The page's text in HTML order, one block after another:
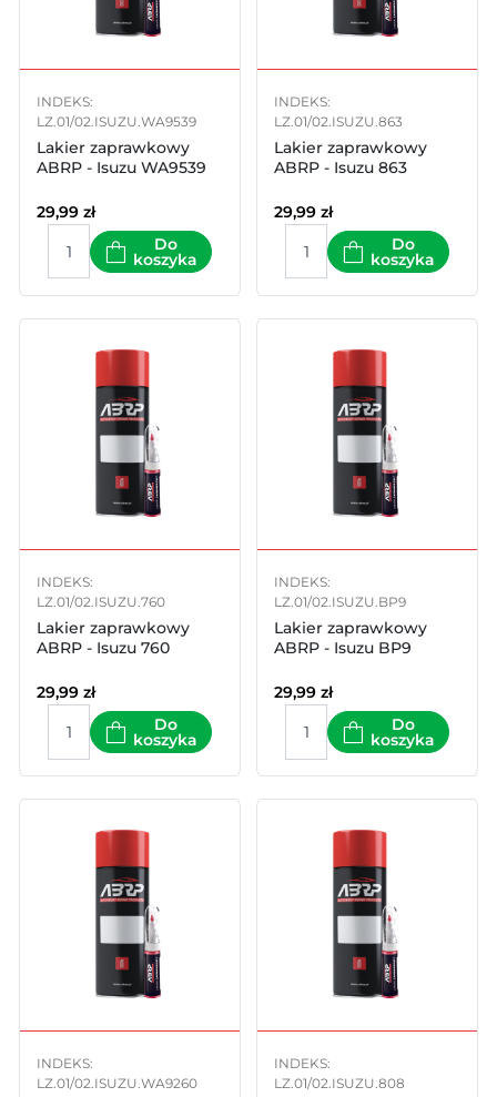
INDEKS:
LZ.01/02.ISUZU.WA9539
Lakier zaprawkowy
ABRP - Isuzu WA9539
29,99 zł
Do
koszyka
INDEKS:
LZ.01/02.ISUZU.863
Lakier zaprawkowy
ABRP - Isuzu 863
29,99 zł
Do
koszyka
INDEKS:
LZ.01/02.ISUZU.760
Lakier zaprawkowy
ABRP - Isuzu 760
29,99 zł
Do
koszyka
INDEKS:
LZ.01/02.ISUZU.BP9
Lakier zaprawkowy
ABRP - Isuzu BP9
29,99 zł
Do
koszyka
INDEKS:
LZ.01/02.ISUZU.WA9260
INDEKS:
LZ.01/02.ISUZU.808